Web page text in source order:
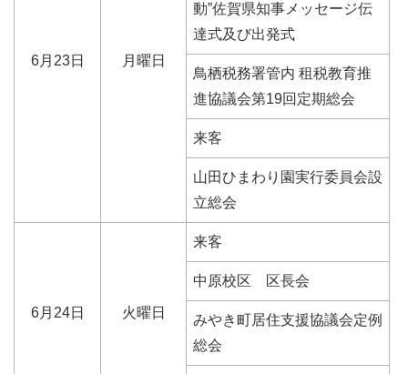
6月23日 月曜日
動”佐賀県知事メッセージ伝
達式及び出発式
鳥栖税務署管内 租税教育推
進協議会第19回定期総会
来客
山田ひまわり園実行委員会設
立総会
6月24日 火曜日
来客
中原校区 区長会
みやき町居住支援協議会定例
総会